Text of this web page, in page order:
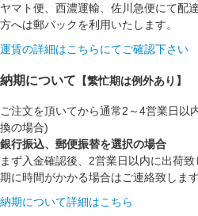
ヤマト便、西濃運輸、佐川急便にて配
方へは郵パックを利用いたします。
運賃の詳細はこちらにてご確認下さい
納期について 【繁忙期は例外あり】
ご注文を頂いてから通常2～4営業日以
換の場合)
銀行振込、郵便振替を選択の場合
まず入金確認後、2営業日以内に出荷
期に時間がかかる場合はご連絡致しま
納期について詳細はこちら